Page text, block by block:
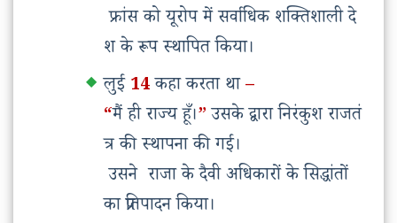
फ्रांसकोयूरोपमेंसर्वाधिक शक्तिशालीदे
शकेरूपस्थापितकिया।
लुई14कहाकरता था–
“मैंहीराज्यहूँ।”उसकेद्वारानिरंकुशराजतं
त्रकीस्थापनाकीगई।
उसने राजाकेदैवीअधिकारोंकेसिद्धांतों
काप्रतिपादनकिया।